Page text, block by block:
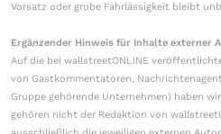
Vorsatz oder grobe Fahrlässigkeit bleibt
Ergänzender Hinweis für Inhalte externer
Auf die bei wallstreetONLINE
von Gastkommentatoren,
Gruppe gehörende Unternehmen) haben
gehören nicht der Redaktion von